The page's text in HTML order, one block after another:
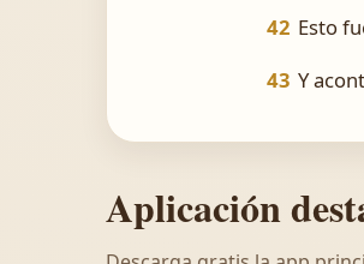
42 Esto
43 Y
Aplicación